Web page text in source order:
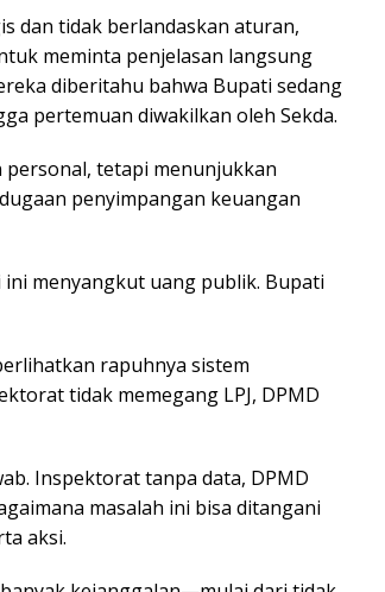
dan tidak berlandaskan aturan,
meminta penjelasan langsung
diberitahu bahwa Bupati sedang
pertemuan diwakilkan oleh Sekda.
personal, tetapi menunjukkan
penyimpangan keuangan
menyangkut uang publik. Bupati
rapuhnya sistem
tidak memegang LPJ, DPMD
Inspektorat tanpa data, DPMD
masalah ini bisa ditangani
aksi.